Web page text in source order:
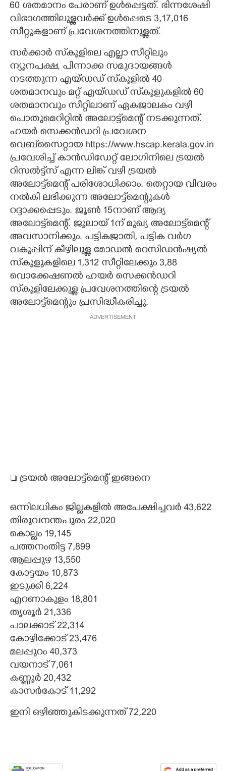
60 ശതമാനം പേരാണ് ഉൾപ്പെട്ടത്. ഭിന്നശേഷി
വിഭാഗത്തിലുള്ളവർക്ക് ഉൾപ്പെടെ 3,17,016
സീറ്റുകളാണ് പ്രവേശനത്തിനുള്ളത്.
സർക്കാർ സ്‌കൂളിലെ എല്ലാ സീറ്റിലും
ന്യൂനപക്ഷ, പിന്നാക്ക സമുദായങ്ങൾ
നടത്തുന്ന എയ്ഡഡ് സ്‌കൂളിൽ 40
ശതമാനവും മറ്റ് എയ്ഡഡ് സ്‌കൂളുകളിൽ 60
ശതമാനവും സീറ്റിലാണ് ഏകജാലകം വഴി
പൊതുമെറിറ്റിൽ അലോട്ട്‌മെന്റ് നടക്കുന്നത്.
ഹയർ സെക്കൻഡറി പ്രവേശന
വെബ്‌സൈറ്റായ ​h​t​t​p​s​:​/​/​w​w​w.​h​s​c​a​p.​k​e​r​a​l​a.​g​o​v.​i​n​
പ്രവേശിച്ച് കാൻഡിഡേറ്റ് ലോഗിനിലെ ട്രയൽ
റിസൽട്ട്സ് എന്ന ലിങ്ക് വഴി ട്രയൽ
അലോട്ട്‌മെന്റ് പരിശോധിക്കാം. തെറ്റായ വിവരം
നൽകി ലഭിക്കുന്ന അലോട്ട്‌മെന്റുകൾ
റദ്ദാക്കപ്പെടും. ജൂൺ 15നാണ് ആദ്യ
അലോട്ട്‌മെന്റ്. ജൂലായ് 1ന് മുഖ്യ അലോട്ട്‌മെന്റ്
അവസാനിക്കും. പട്ടികജാതി, പട്ടിക വർഗ
വകുപ്പിന് കീഴിലുള്ള മോഡൽ റെസിഡൻഷ്യൽ
സ്‌കൂളുകളിലെ 1,312 സീറ്റിലേക്കും 3,88
വൊക്കേഷണൽ ഹയർ സെക്കൻഡറി
സ്‌കൂളിലേക്കുള്ള പ്രവേശനത്തിന്റെ ട്രയൽ
അലോട്ട്‌മെന്റും പ്രസിദ്ധീകരിച്ചു.
ADVERTISEMENT
 ട്രയൽ അലോട്ട്‌മെന്റ് ഇങ്ങനെ
ഒന്നിലധികം ജില്ലകളിൽ അപേക്ഷിച്ചവർ 43,622
തിരുവനന്തപുരം 22,020
കൊല്ലം 19,145
പത്തനംതിട്ട 7,899
ആലപ്പുഴ 13,550
കോട്ടയം 10,873
ഇടുക്കി 6,224
എറണാകുളം 18,801
തൃശൂർ 21,336
പാലക്കാട് 22,314
കോഴിക്കോട് 23,476
മലപ്പുറം 40,373
വയനാട് 7,061
കണ്ണൂർ 20,432
കാസർകോട് 11,292
ഇനി ഒഴിഞ്ഞുകിടക്കുന്നത് 72,220